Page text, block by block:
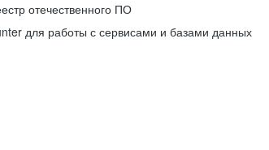
отечественного ПО
для работы с сервисами и базами данных